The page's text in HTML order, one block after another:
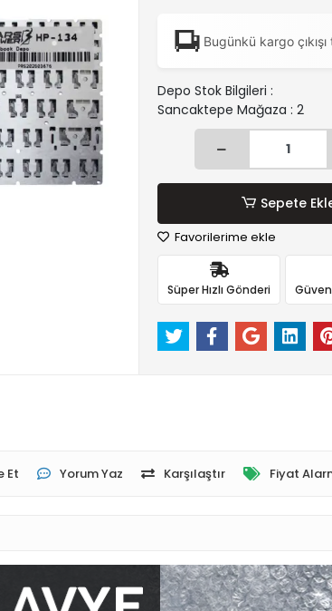
Bugünkü kargo
Depo Stok Bilgileri :
Sancaktepe Mağaza : 2
Sepete
Favorilerime ekle
Süper Hızlı Gönderi
Et Yorum Yaz Karşılaştır Fiyat